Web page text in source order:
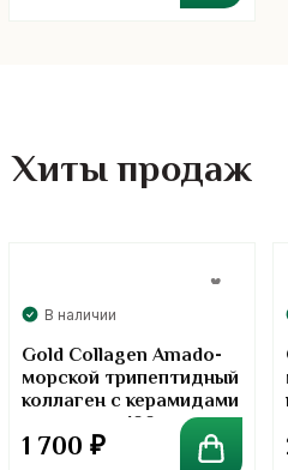
Хиты продаж
В наличии
Gold Collagen Amado-
морской трипептидный
коллаген с керамидами
в порошке. 100 грамм
1 700 ₽